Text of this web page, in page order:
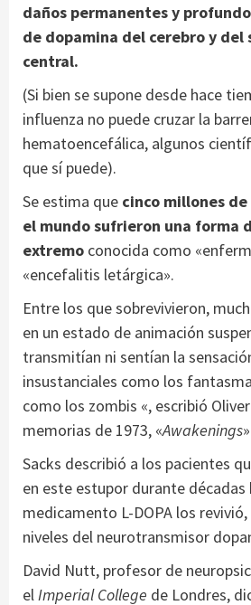
daños permanentes y
de dopamina del cerebro y del
central.
(Si bien se supone desde hace
influenza no puede cruzar la
hematoencefálica, algunos
que sí puede).
Se estima que cinco millones
el mundo sufrieron una forma
extremo conocida como
«encefalitis letárgica».
Entre los que sobrevivieron,
en un estado de animación
transmitían ni sentían la
insustanciales como los
como los zombis «, escribió
memorias de 1973, «Awakenings
Sacks describió a los pacientes
en este estupor durante décadas
medicamento L-DOPA los
niveles del neurotransmisor
David Nutt, profesor de
elImperial College de Londres,